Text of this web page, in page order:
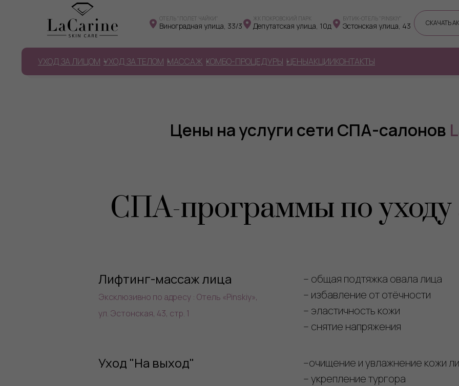
Виноградная улица, 33/3
​ОТЕЛЬ "ПОЛЕТ ЧАЙКИ"
Депутатская улица, 10д
ЖК ПОКРОВСКИЙ ПАРК
Эстонская улица, 43
БУТИК-ОТЕЛЬ "PINSKIY"
СКАЧАТЬ
УХОД ЗА ЛИЦОМ УХОД ЗА ТЕЛОМ МАССАЖ КОМБО-ПРОЦЕДУРЫ ЦЕНЫАКЦИИКОНТАКТЫ
Цены на услуги сети СПА-салонов
СПА-программы по уходу
Лифтинг-массаж лица
Эксклюзивно по адресу : Отель «Pinskiy»,
ул. Эстонская, 43, стр. 1
– общая подтяжка овала лица
– избавление от отёчности
– эластичность кожи
– снятие напряжения
Уход "На выход"
–очищение и увлажнение кожи
– укрепление тургора